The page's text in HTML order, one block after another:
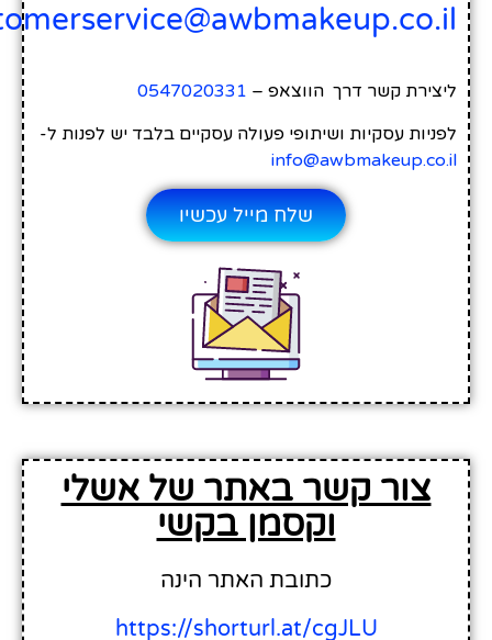
קשר דרך הווצאפ –0547020331
עסקיות ושיתופי פעולה עסקיים בלבד יש לפנות ל-
שלח מייל עכשיו
צור קשר באתר של אשלי
וקסמן בקשי
כתובת האתר הינה
https://shorturl.at/cgJLU